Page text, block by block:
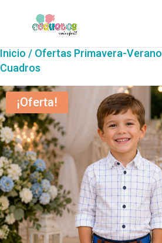
Inicio / Ofertas Primavera-Verano
Cuadros
¡Oferta!